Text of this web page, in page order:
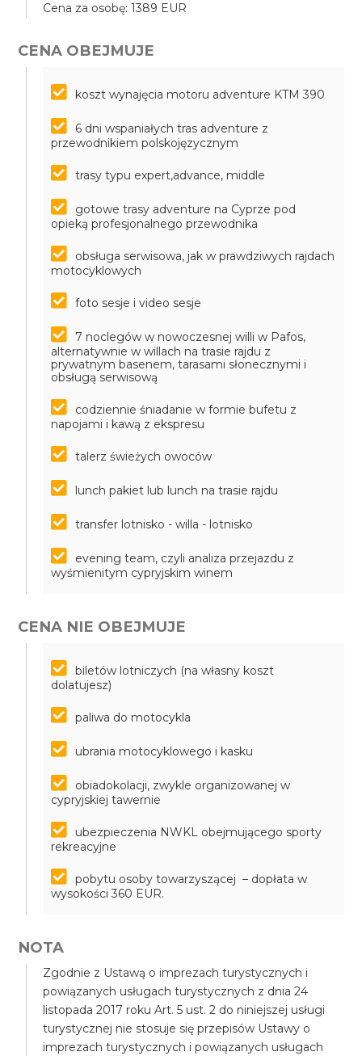
Cena za osobę: 1389 EUR
CENA OBEJMUJE
koszt wynajęcia motoru adventure KTM 390
6 dni wspaniałych tras adventure z
przewodnikiem polskojęzycznym
trasy typu expert,advance, middle
gotowe trasy adventure na Cyprze pod
opieką profesjonalnego przewodnika
obsługa serwisowa, jak w prawdziwych rajdach
motocyklowych
foto sesje i video sesje
7 noclegów w nowoczesnej willi w Pafos,
alternatywnie w willach na trasie rajdu z
prywatnym basenem, tarasami słonecznymi i
obsługą serwisową
codziennie śniadanie w formie bufetu z
napojami i kawą z ekspresu
talerz świeżych owoców
lunch pakiet lub lunch na trasie rajdu
transfer lotnisko - willa - lotnisko
evening team, czyli analiza przejazdu z
wyśmienitym cypryjskim winem
CENA NIE OBEJMUJE
biletów lotniczych (na własny koszt
dolatujesz)
paliwa do motocykla
ubrania motocyklowego i kasku
obiadokolacji, zwykle organizowanej w
cypryjskiej tawernie
ubezpieczenia NWKL obejmującego sporty
rekreacyjne
pobytu osoby towarzyszącej – dopłata w
wysokości 360 EUR.
NOTA
Zgodnie z Ustawą o imprezach turystycznych i
powiązanych usługach turystycznych z dnia 24
listopada 2017 roku Art. 5 ust. 2 do niniejszej usługi
turystycznej nie stosuje się przepisów Ustawy o
imprezach turystycznych i powiązanych usługach